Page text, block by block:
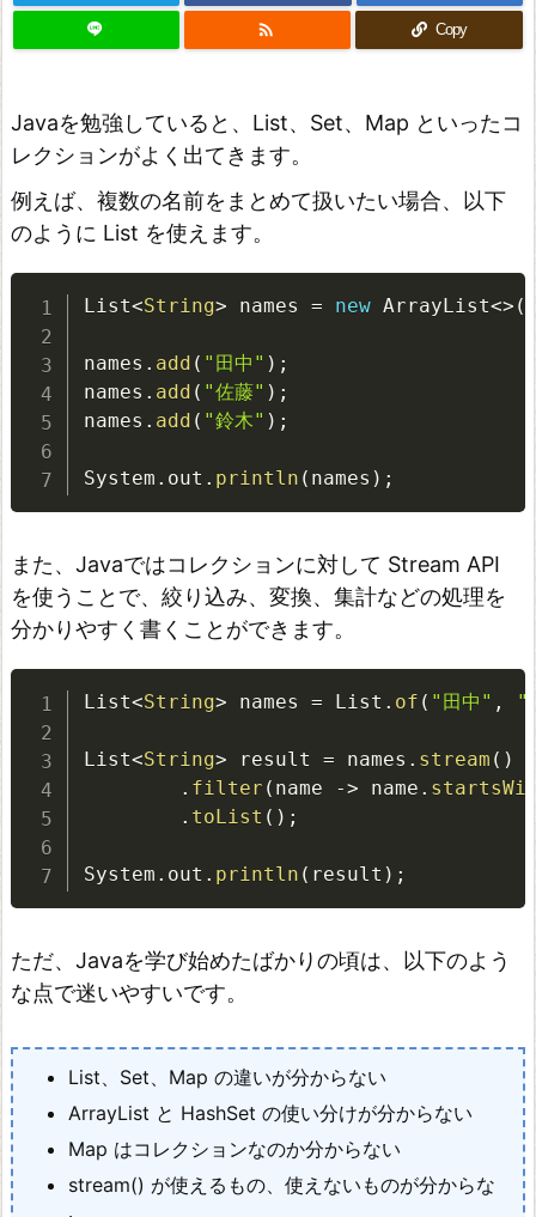
 Copy
Javaを勉強していると、List、Set、Map といったコ
レクションがよく出てきます。
例えば、複数の名前をまとめて扱いたい場合、以下
のように List を使えます。
List<String> names = new ArrayList<> (
names . add ( "田中" ) ;
names . add ( "佐藤" ) ;
names . add ( "鈴木" ) ;
System . out . println ( names ) ;
また、Javaではコレクションに対して Stream API
を使うことで、絞り込み、変換、集計などの処理を
分かりやすく書くことができます。
List<String> names = List . of ( "田中" , "
List<String> result = names . stream ( )
. filter ( name -> name .
. toList ( ) ;
System . out . println ( result ) ;
ただ、Javaを学び始めたばかりの頃は、以下のよう
な点で迷いやすいです。
List、Set、Map の違いが分からない
ArrayList と HashSet の使い分けが分からない
Map はコレクションなのか分からない
stream() が使えるもの、使えないものが分からな